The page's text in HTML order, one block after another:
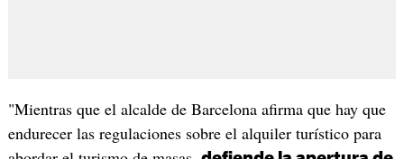
"Mientras que el alcalde de Barcelona afirma que hay que
endurecer las regulaciones sobre el alquiler turístico para